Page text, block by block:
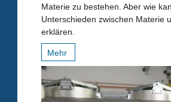
Materie zu bestehen. Aber wie
Unterschieden zwischen Materie
erklären.
Mehr